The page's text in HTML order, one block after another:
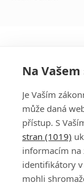
DISKUZE
Na
Je Vaším
může daná
přístup. S
stran (1019)
informacím na
identifikátory
mohli